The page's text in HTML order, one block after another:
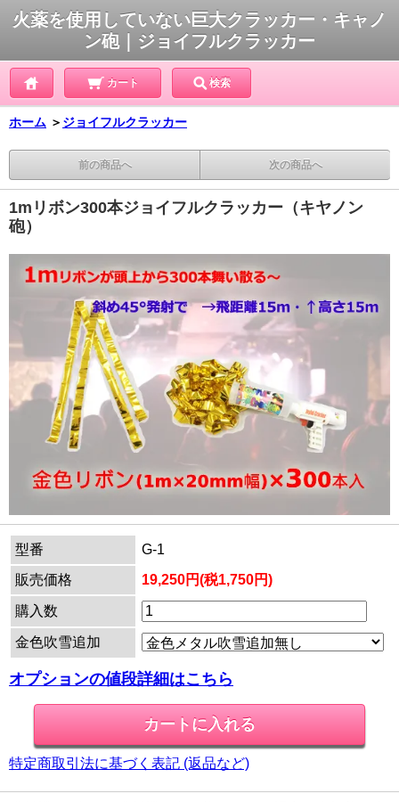
火薬を使用していない巨大クラッカー・キャノ
ン砲｜ジョイフルクラッカー
カート 検索
ホーム ＞ ジョイフルクラッカー
前の商品へ 次の商品へ
1mリボン300本ジョイフルクラッカー（キヤノン
砲）
型番
G-1
販売価格
19,250円(税1,750円)
購入数
金色吹雪追加
オプションの値段詳細はこちら
特定商取引法に基づく表記 (返品など)